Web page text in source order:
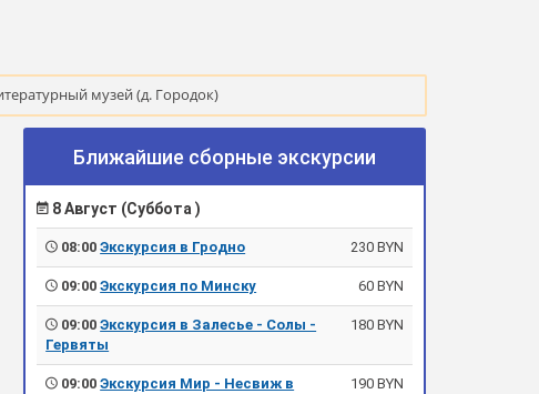
музей (д. Городок)
Ближайшие сборные экскурсии
8 Август (Суббота )
08:00Экскурсия в Гродно 230 BYN
09:00Экскурсия по Минску 60 BYN
09:00Экскурсия в Залесье - Солы -
Гервяты
180 BYN
09:00Экскурсия Мир - Несвиж в
190 BYN